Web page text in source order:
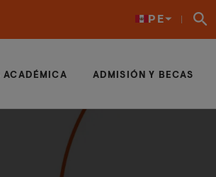
PE
ACADÉMICA ADMISIÓN Y BECAS